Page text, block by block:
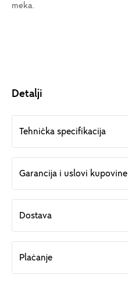
meka.
Detalji
Tehnička specifikacija
Garancija i uslovi kupovine
Dostava
Plaćanje